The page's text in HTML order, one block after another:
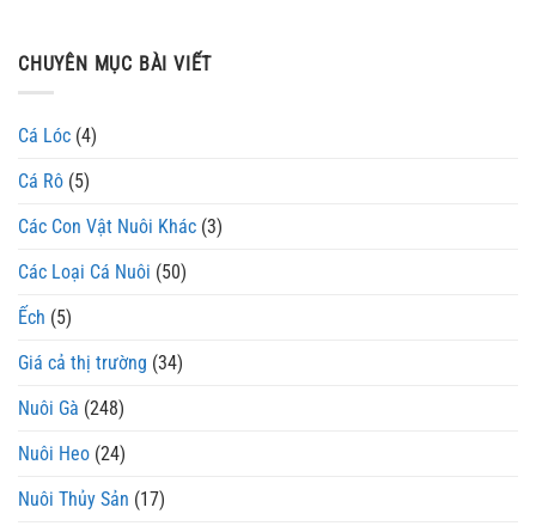
CHUYÊN MỤC BÀI VIẾT
Cá Lóc (4)
Cá Rô (5)
Các Con Vật Nuôi Khác (3)
Các Loại Cá Nuôi (50)
Ếch (5)
Giá cả thị trường (34)
Nuôi Gà (248)
Nuôi Heo (24)
Nuôi Thủy Sản (17)